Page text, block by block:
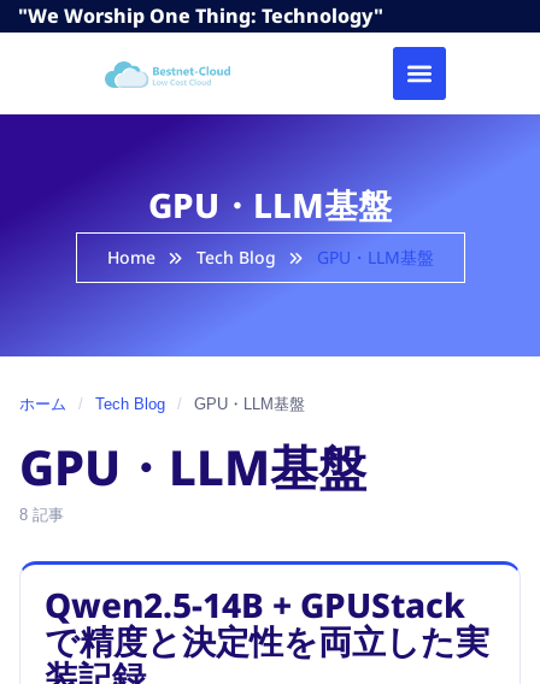
"We Worship One Thing: Technology"
GPU・LLM基盤
Home Tech Blog GPU・LLM基盤
ホーム / Tech Blog / GPU・LLM基盤
GPU・LLM基盤
8 記事
Qwen2.5-14B + GPUStack
で精度と決定性を両立した実